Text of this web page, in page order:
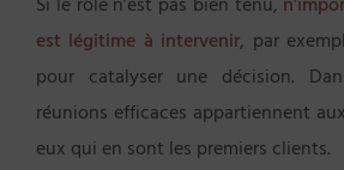
est légitime à intervenir, par
pour catalyser une décision.
réunions efficaces appartiennent
eux qui en sont les premiers clients.